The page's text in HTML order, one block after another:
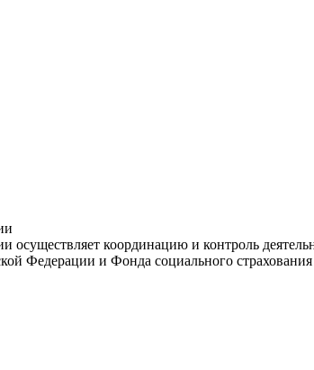
координацию и контроль
Федерации и Фонда социального